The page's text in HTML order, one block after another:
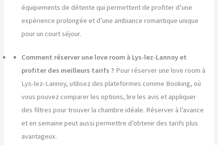
équipements de détente qui permettent de profiter d’une
expérience prolongée et d’une ambiance romantique unique
pour un court séjour.
Comment réserver une love room à Lys-lez-Lannoy et
profiter des meilleurs tarifs ? Pour réserver une love room à
Lys-lez-Lannoy, utilisez des plateformes comme Booking, où
vous pouvez comparer les options, lire les avis et appliquer
des filtres pour trouver la chambre idéale. Réserver à l’avance
et en semaine peut aussi permettre d’obtenir des tarifs plus
avantageux.